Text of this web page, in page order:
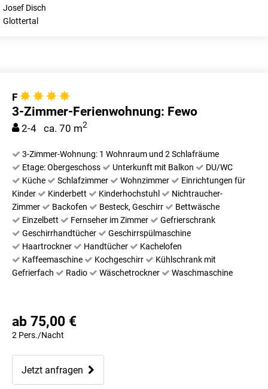
Josef Disch
Glottertal
F
3-Zimmer-Ferienwohnung: Fewo
2-4 ca. 70 m2
3-Zimmer-Wohnung: 1 Wohnraum und 2 Schlafräume
Etage: Obergeschoss
Unterkunft mit Balkon
DU/WC
Küche
Schlafzimmer Wohnzimmer
Einrichtungen für
Kinder
Kinderbett Kinderhochstuhl
Nichtraucher-
Zimmer
Backofen Besteck, Geschirr
Bettwäsche
Einzelbett
Fernseher im Zimmer
Gefrierschrank
Geschirrhandtücher
Geschirrspülmaschine
Haartrockner
Handtücher
Kachelofen
Kaffeemaschine
Kochgeschirr
Kühlschrank mit
Gefrierfach
Radio Wäschetrockner Waschmaschine
ab 75,00 €
2 Pers./Nacht
Jetzt anfragen